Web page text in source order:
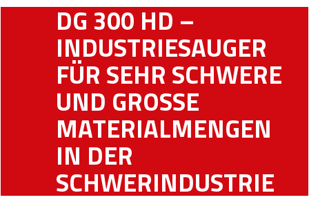
DG 300 HD –
INDUSTRIESAUGER
FÜR SEHR SCHWERE
UND GROSSE M
ATERIALMENGEN I
N DER S
CHWERINDUSTRIE